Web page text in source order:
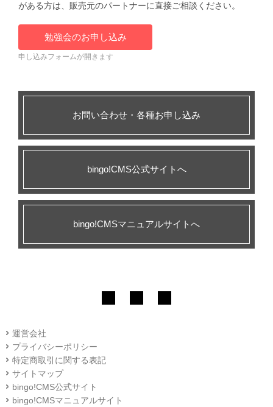
がある方は、販売元のパートナーに直接ご相談ください。
勉強会のお申し込み
申し込みフォームが開きます
お問い合わせ・各種お申し込み
bingo!CMS公式サイトへ
bingo!CMSマニュアルサイトへ
運営会社
プライバシーポリシー
特定商取引に関する表記
サイトマップ
bingo!CMS公式サイト
bingo!CMSマニュアルサイト